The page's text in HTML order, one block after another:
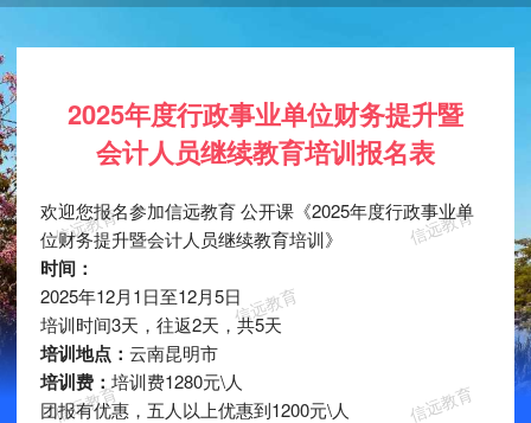
2025年度行政事业单位财务提升暨
会计人员继续教育培训报名表
欢迎您报名参加信远教育 公开课《2025年度行政事业单
位财务提升暨会计人员继续教育培训》
时间：
2025年12月1日至12月5日
培训时间3天，往返2天，共5天
培训地点： 云南昆明市
培训费：培训费1280元\人
团报有优惠，五人以上优惠到1200元\人